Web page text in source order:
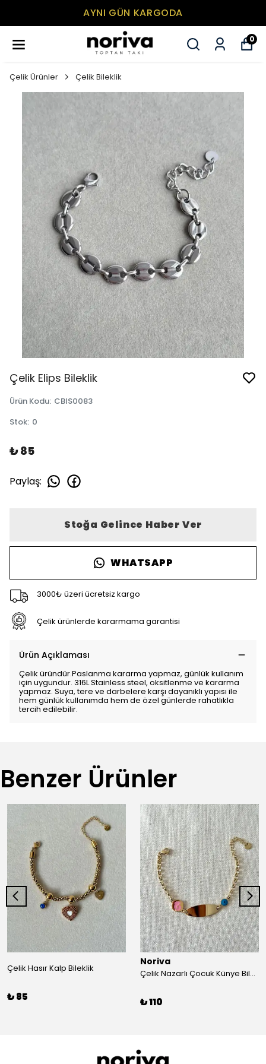
AYNI GÜN KARGODA
0
Çelik Ürünler Çelik Bileklik
Çelik Elips Bileklik
Ürün Kodu: CBIS0083
Stok: 0
₺ 85
Paylaş:
Stoğa Gelince Haber Ver
WHATSAPP
3000₺ üzeri ücretsiz kargo
Çelik ürünlerde kararmama garantisi
Ürün Açıklaması
Çelik üründür.Paslanma kararma yapmaz, günlük kullanım
için uygundur. 316L Stainless steel, oksitlenme ve kararma
yapmaz. Suya, tere ve darbelere karşı dayanıklı yapısı ile
hem günlük kullanımda hem de özel günlerde rahatlıkla
tercih edilebilir.
Benzer Ürünler
Çelik Hasır Kalp Bileklik
₺ 85
Noriva
Çelik Nazarlı Çocuk Künye Bileklik
₺ 110